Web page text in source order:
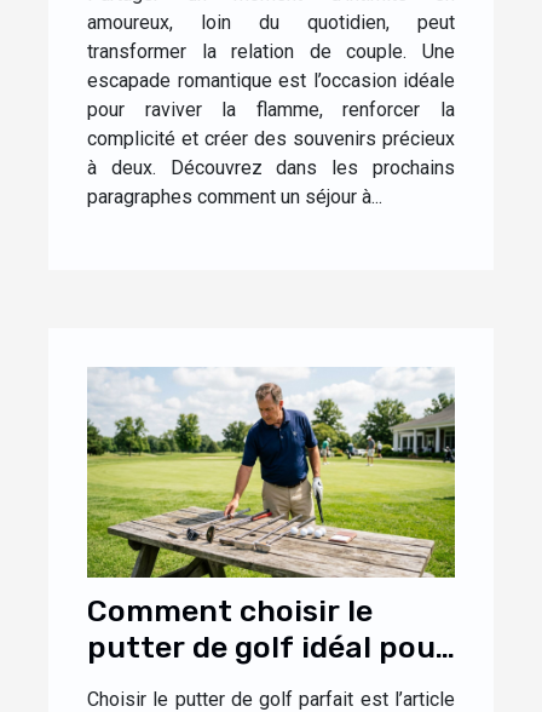
dans le couple ?
amoureux, loin du quotidien, peut
transformer la relation de couple. Une
escapade romantique est l’occasion idéale
pour raviver la flamme, renforcer la
complicité et créer des souvenirs précieux
à deux. Découvrez dans les prochains
paragraphes comment un séjour à...
Comment choisir le
putter de golf idéal pour
votre style de jeu ?
Choisir le putter de golf parfait est l’article